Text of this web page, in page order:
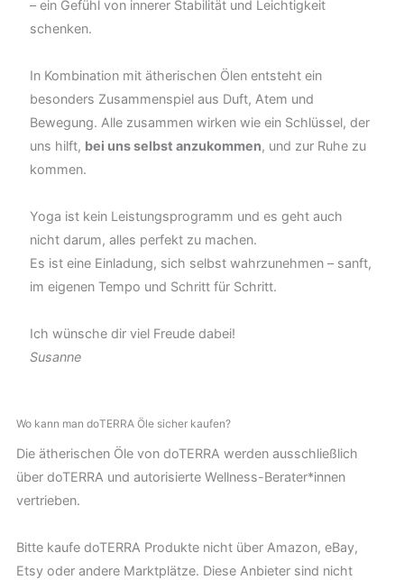
– ein Gefühl von innerer Stabilität und Leichtigkeit
schenken.
In Kombination mit ätherischen Ölen entsteht ein
besonders Zusammenspiel aus Duft, Atem und
Bewegung. Alle zusammen wirken wie ein Schlüssel, der
uns hilft, bei uns selbst anzukommen, und zur Ruhe zu
kommen.
Yoga ist kein Leistungsprogramm und es geht auch
nicht darum, alles perfekt zu machen.
Es ist eine Einladung, sich selbst wahrzunehmen – sanft,
im eigenen Tempo und Schritt für Schritt.
Ich wünsche dir viel Freude dabei!
Susanne
Wo kann man doTERRA Öle sicher kaufen?
Die ätherischen Öle von doTERRA werden ausschließlich
über doTERRA und autorisierte Wellness-Berater*innen
vertrieben.
Bitte kaufe doTERRA Produkte nicht über Amazon, eBay,
Etsy oder andere Marktplätze. Diese Anbieter sind nicht